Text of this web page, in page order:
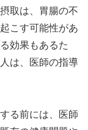
取は、胃腸の不
こす可能性があ
効果もあるた
は、医師の指導
る前には、医師